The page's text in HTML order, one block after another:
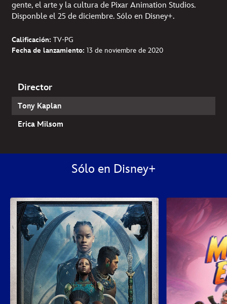
gente, el arte y la cultura de Pixar Animation Studios.
Disponble el 25 de diciembre. Sólo en Disney+.
Calificación: TV-PG
Fecha de lanzamiento: 13 de noviembre de 2020
Director
Tony Kaplan
Erica Milsom
Sólo en Disney+